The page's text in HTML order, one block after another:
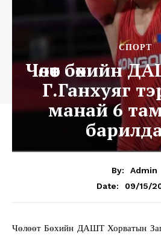
СПОРТ
Чөлөөт бөхийн
Г.Ганхуяг
манай 6
By:
Admin
Date:
09/15/
Чөлөөт Бөхийн ДАШТ Хорватын